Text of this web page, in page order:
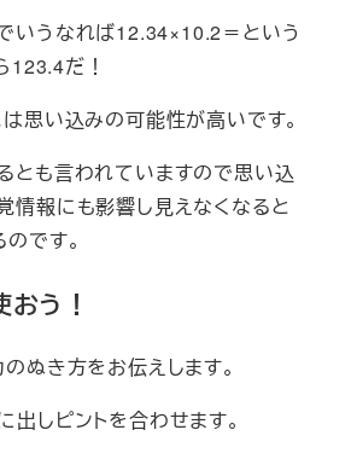
いうなれば12.34×10.2＝という
123.4だ！
は思い込みの可能性が高いです。
とも言われていますので思い込
情報にも影響し見えなくなると
です。
う！
ぬき方をお伝えします。
しピントを合わせます。